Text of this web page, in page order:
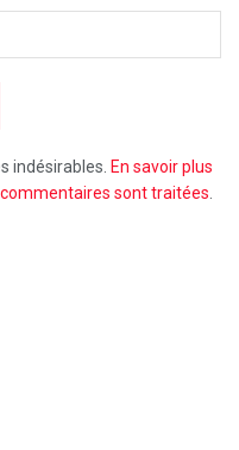
indésirables. En savoir plus
sont traitées